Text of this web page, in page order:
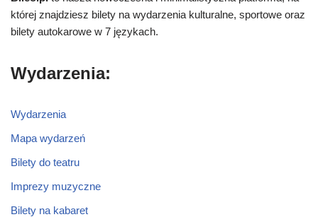
której znajdziesz bilety na wydarzenia kulturalne, sportowe oraz
bilety autokarowe w 7 językach.
Wydarzenia:
Wydarzenia
Mapa wydarzeń
Bilety do teatru
Imprezy muzyczne
Bilety na kabaret